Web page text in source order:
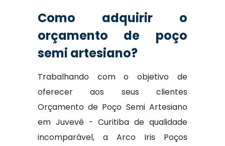
Como adquirir o
orçamento de poço
semi artesiano?
Trabalhando com o objetivo de
oferecer aos seus clientes
Orçamento de Poço Semi Artesiano
em Juvevê - Curitiba de qualidade
incomparável, a Arco Iris Poços